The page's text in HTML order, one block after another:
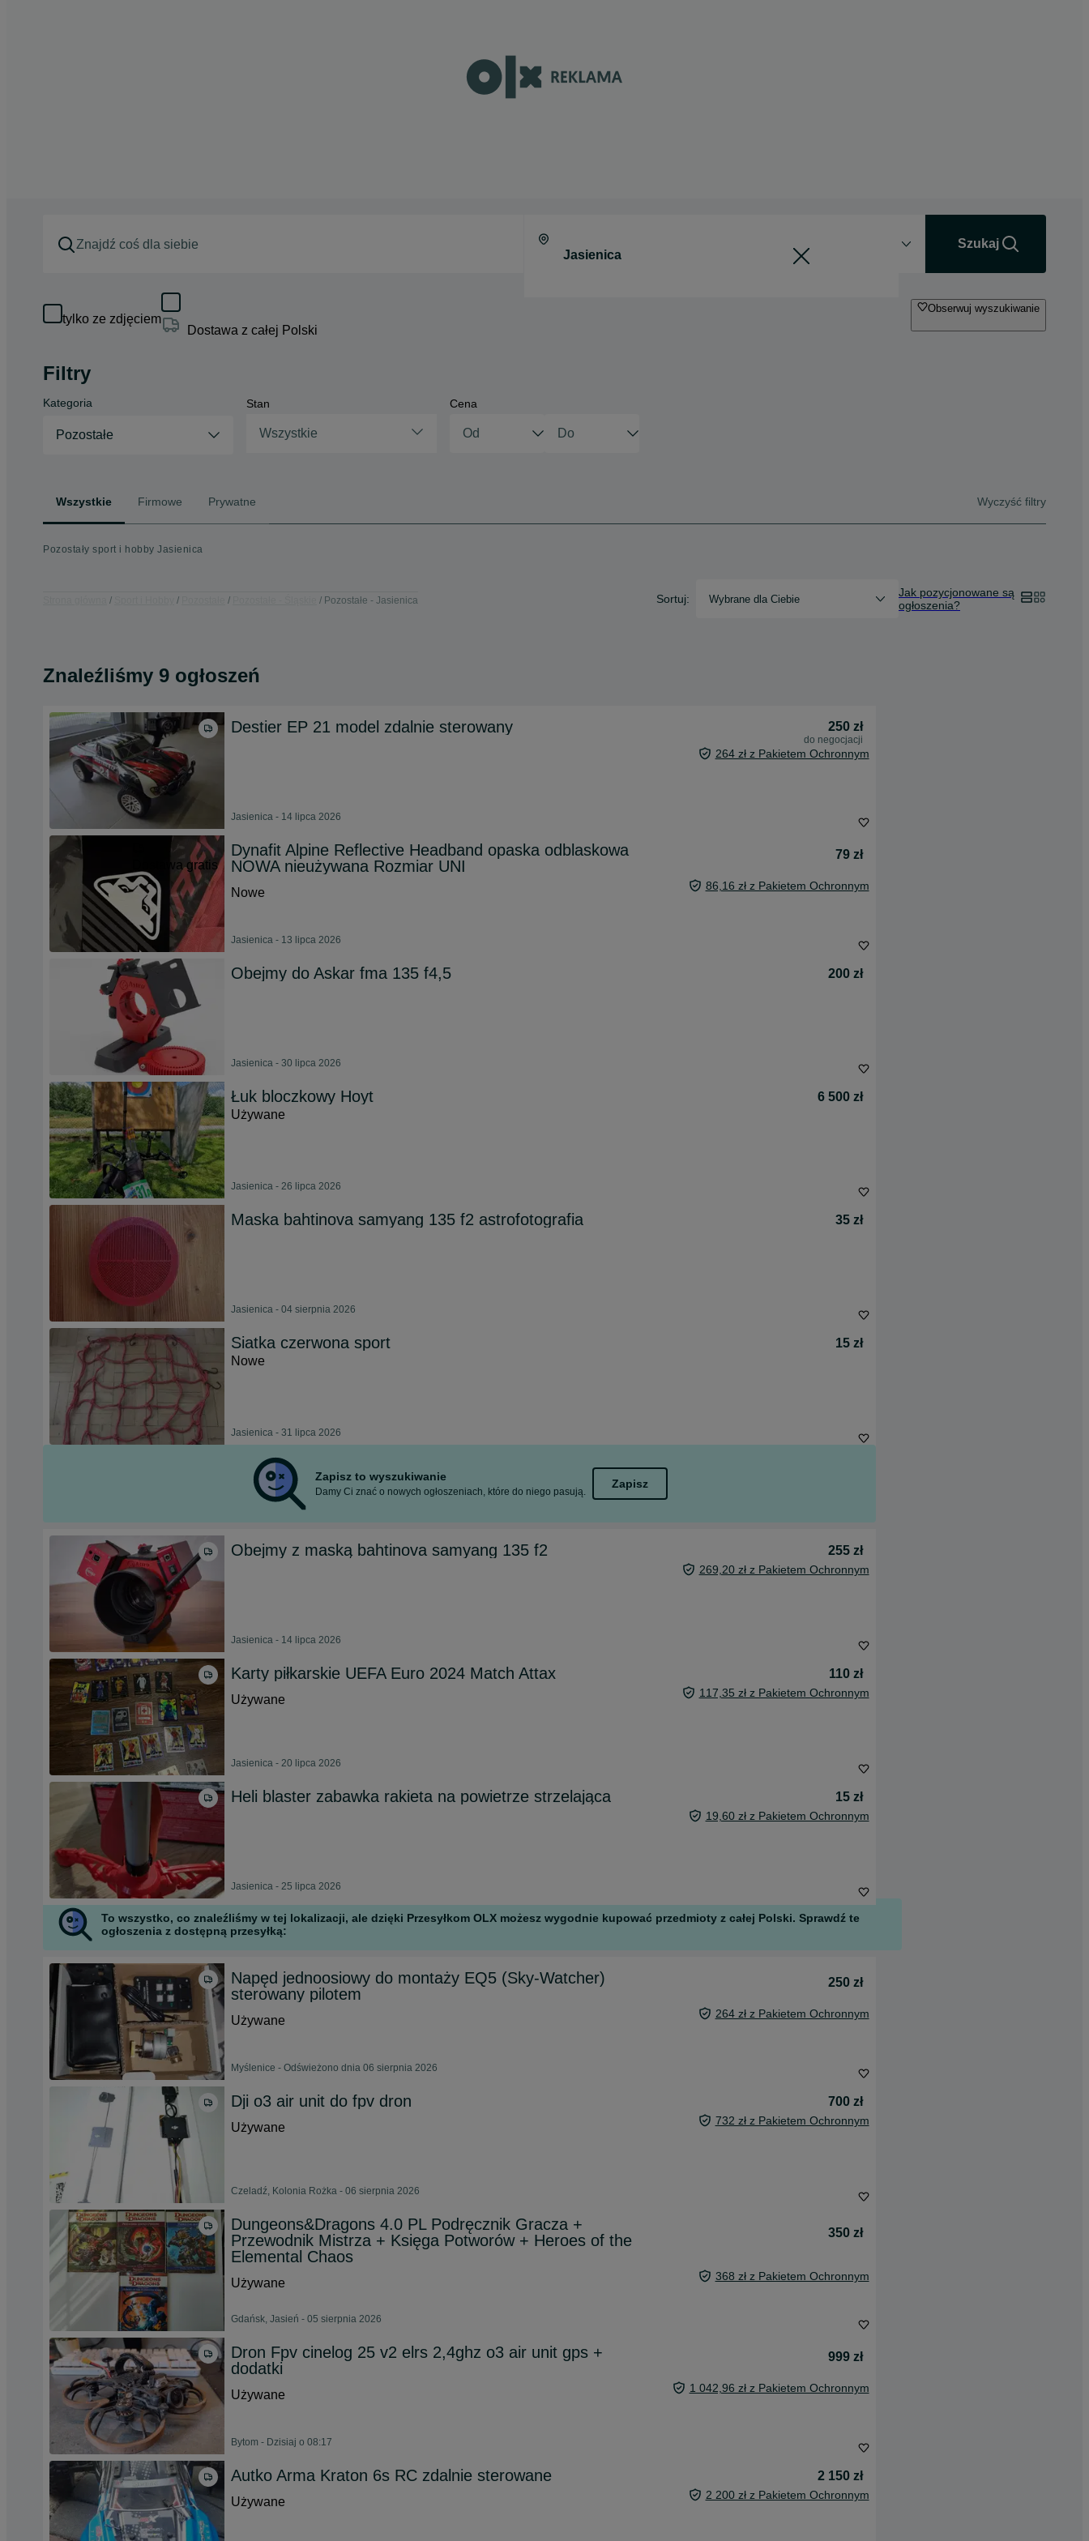
Szukaj
tylko ze zdjęciem
Dostawa z całej Polski
Obserwuj wyszukiwanie
Filtry
Kategoria
Pozostałe
Stan
Wszystkie
Cena
Wszystkie Firmowe Prywatne Wyczyść filtry
Pozostały sport i hobby Jasienica
Pozostałe - Jasienica Sortuj: Wybrane dla Ciebie
Jak pozycjonowane są
ogłoszenia?
Znaleźliśmy 9 ogłoszeń
Destier EP 21 model zdalnie sterowany 250 zł
do negocjacji
264 zł z Pakietem Ochronnym
Jasienica - 14 lipca 2026
Dostawa gratis
Dynafit Alpine Reflective Headband opaska odblaskowa
NOWA nieużywana Rozmiar UNI
79 zł
Nowe 86,16 zł z Pakietem Ochronnym
Jasienica - 13 lipca 2026
Obejmy do Askar fma 135 f4,5 200 zł
Jasienica - 30 lipca 2026
Łuk bloczkowy Hoyt
6 500 zł
Używane
Jasienica - 26 lipca 2026
Maska bahtinova samyang 135 f2 astrofotografia 35 zł
Jasienica - 04 sierpnia 2026
Siatka czerwona sport
15 zł
Nowe
Jasienica - 31 lipca 2026
Zapisz to wyszukiwanie
Damy Ci znać o nowych ogłoszeniach, które do niego pasują.
Zapisz
Obejmy z maską bahtinova samyang 135 f2 255 zł
269,20 zł z Pakietem Ochronnym
Jasienica - 14 lipca 2026
Karty piłkarskie UEFA Euro 2024 Match Attax
110 zł
Używane
117,35 zł z Pakietem Ochronnym
Jasienica - 20 lipca 2026
Heli blaster zabawka rakieta na powietrze strzelająca 15 zł
19,60 zł z Pakietem Ochronnym
Jasienica - 25 lipca 2026
To wszystko, co znaleźliśmy w tej lokalizacji, ale dzięki Przesyłkom OLX możesz wygodnie kupować przedmioty z całej Polski. Sprawdź te
ogłoszenia z dostępną przesyłką:
Napęd jednoosiowy do montaży EQ5 (Sky-Watcher)
sterowany pilotem
250 zł
Używane 264 zł z Pakietem Ochronnym
Myślenice - Odświeżono dnia 06 sierpnia 2026
Dji o3 air unit do fpv dron
700 zł
Używane
732 zł z Pakietem Ochronnym
Czeladź, Kolonia Rożka - 06 sierpnia 2026
Dungeons&Dragons 4.0 PL Podręcznik Gracza +
Przewodnik Mistrza + Księga Potworów + Heroes of the
Elemental Chaos
350 zł
Używane 368 zł z Pakietem Ochronnym
Gdańsk, Jasień - 05 sierpnia 2026
Dron Fpv cinelog 25 v2 elrs 2,4ghz o3 air unit gps +
dodatki
999 zł
Używane 1 042,96 zł z Pakietem Ochronnym
Bytom - Dzisiaj o 08:17
Autko Arma Kraton 6s RC zdalnie sterowane
2 150 zł
Używane
2 200 zł z Pakietem Ochronnym